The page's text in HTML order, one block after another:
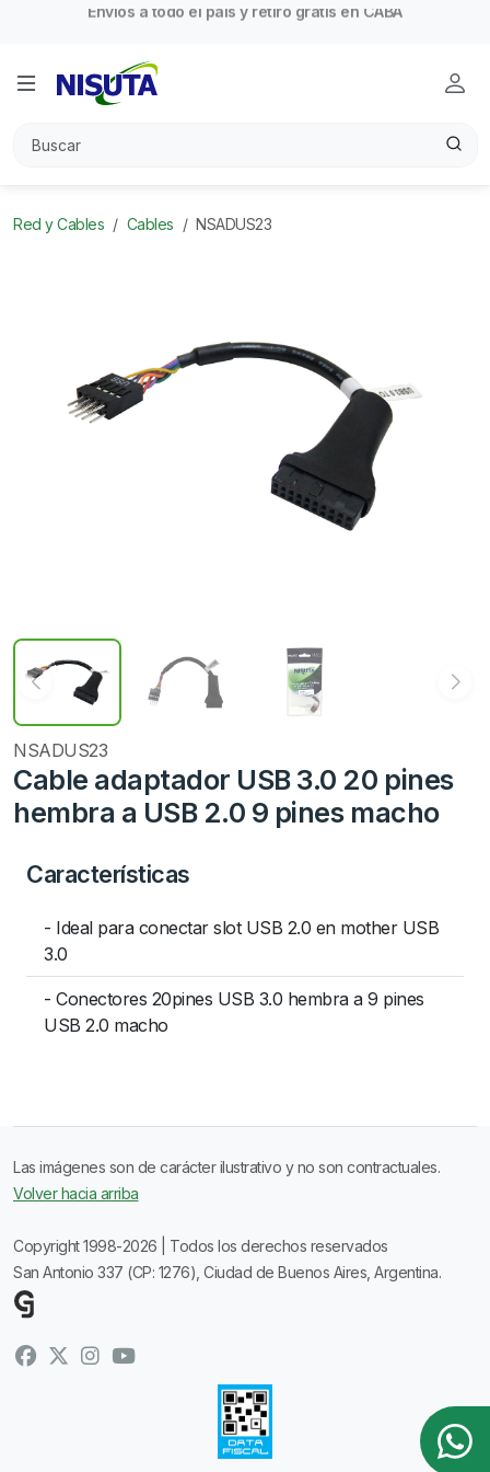
Red y Cables Cables NSADUS23
NSADUS23
Cable adaptador USB 3.0 20 pines
hembra a USB 2.0 9 pines macho
Características
- Ideal para conectar slot USB 2.0 en mother USB
3.0
- Conectores 20pines USB 3.0 hembra a 9 pines
USB 2.0 macho
Las imágenes son de carácter ilustrativo y no son contractuales.
Volver hacia arriba
Copyright 1998-2026 | Todos los derechos reservados
San Antonio 337 (CP: 1276), Ciudad de Buenos Aires, Argentina.